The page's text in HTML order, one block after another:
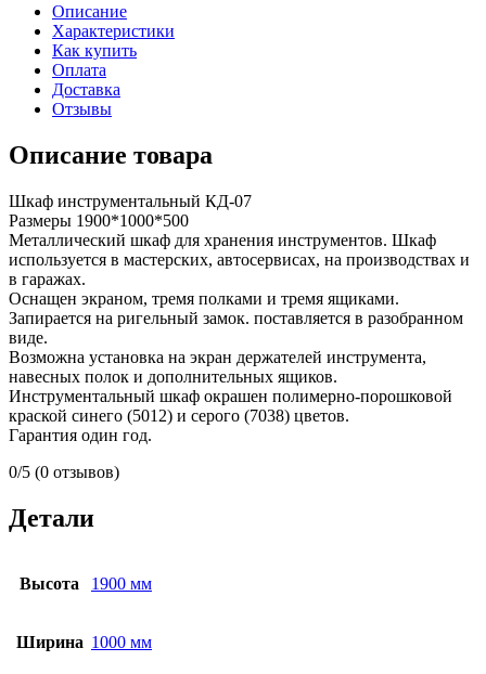
Описание
Характеристики
Как купить
Оплата
Доставка
Отзывы
Описание товара
Шкаф инструментальный КД-07
Размеры 1900*1000*500
Металлический шкаф для хранения инструментов. Шкаф
используется в мастерских, автосервисах, на производствах и
в гаражах.
Оснащен экраном, тремя полками и тремя ящиками.
Запирается на ригельный замок. поставляется в разобранном
виде.
Возможна установка на экран держателей инструмента,
навесных полок и дополнительных ящиков.
Инструментальный шкаф окрашен полимерно-порошковой
краской синего (5012) и серого (7038) цветов.
Гарантия один год.
0/5 (0 отзывов)
Детали
Высота 1900 мм
Ширина 1000 мм